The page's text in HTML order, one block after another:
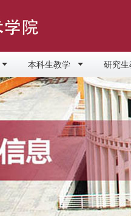
本科生教学 研究生